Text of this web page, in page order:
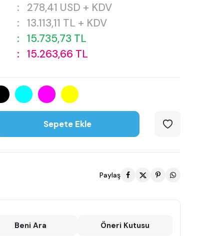
: 278,41 USD + KDV
: 13.113,11 TL + KDV
: 15.735,73 TL
: 15.263,66 TL
Sepete Ekle
Paylaş
Beni Ara Öneri Kutusu